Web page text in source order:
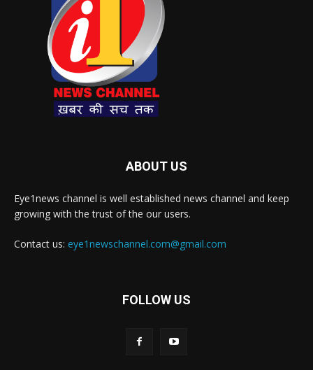
ABOUT US
Eye1news channel is well established news channel and keep
growing with the trust of the our users.
Contact us: eye1newschannel.com@gmail.com
FOLLOW US